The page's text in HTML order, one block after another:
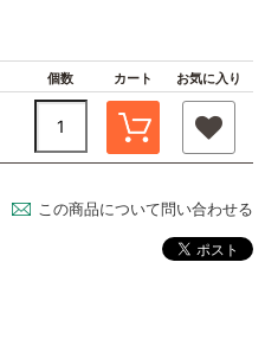
個数 カート お気に入り
この商品について問い合わせる